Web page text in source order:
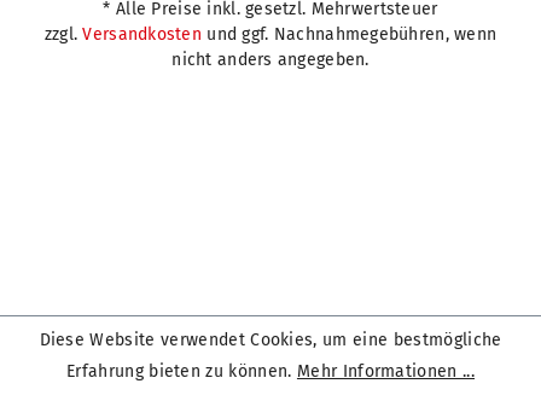
* Alle Preise inkl. gesetzl. Mehrwertsteuer
zzgl.Versandkosten und ggf. Nachnahmegebühren, wenn
nicht anders angegeben.
Diese Website verwendet Cookies, um eine bestmögliche
Erfahrung bieten zu können. Mehr Informationen ...